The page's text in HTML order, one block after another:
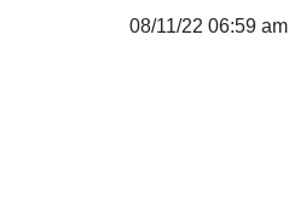
08/11/22 06:59 am